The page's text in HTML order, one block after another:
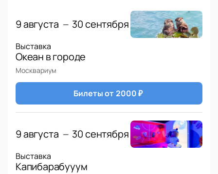
9 августа — 30 сентября
Выставка
Океан в городе
Москвариум
Билеты от 2000₽
9 августа — 30 сентября
Выставка
Капибарабууум